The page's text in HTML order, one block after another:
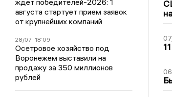
августа стартует прием заявок
от крупнейших компаний
28/07 18:09
Осетровое хозяйство под
Воронежем выставили на
продажу за 350 миллионов
рублей